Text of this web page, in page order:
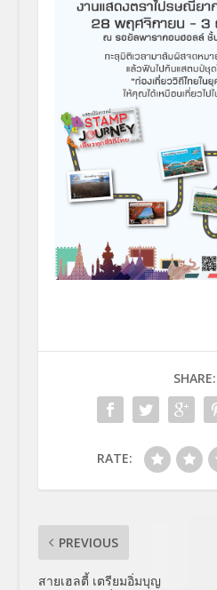
SHARE:
RATE:
PREVIOUS
สายเฮลตี้ เตรียมอิ่มบุญ